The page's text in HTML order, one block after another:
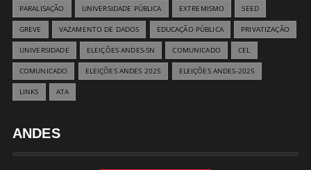
PARALISAÇÃO UNIVERSIDADE PÚBLICA EXTREMISMO SEED
GREVE VAZAMENTO DE DADOS EDUCAÇÃO PÚBLICA PRIVATIZAÇÃO
UNIVERSIDADE ELEIÇÕES ANDES-SN COMUNICADO CEL
COMUNICADO ELEIÇÕES ANDES 2025 ELEIÇÕES ANDES-2025
LINKS ATA
ANDES